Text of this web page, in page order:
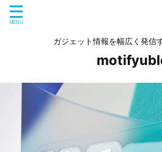
ガジェット情報を幅広く発信